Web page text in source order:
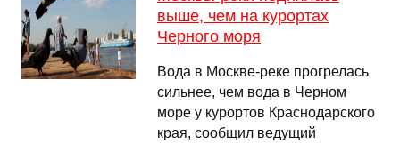
выше, чем на курортах
Черного моря
Вода в Москве-реке прогрелась
сильнее, чем вода в Черном
море у курортов Краснодарского
края, сообщил ведущий